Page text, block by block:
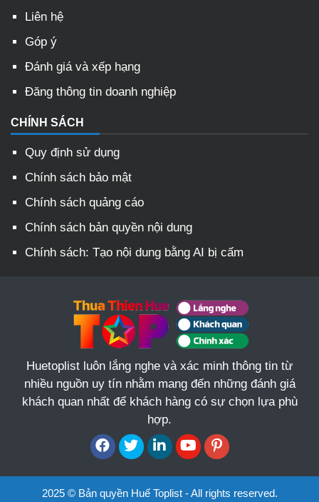
Liên hệ
Góp ý
Đánh giá và xếp hạng
Đăng thông tin doanh nghiệp
CHÍNH SÁCH
Quy định sử dụng
Chính sách bảo mật
Chính sách quảng cáo
Chính sách bản quyền nội dung
Chính sách: Tạo nội dung bằng AI bị cấm
Huetoplist luôn lắng nghe và xác minh thông tin từ
nhiều nguồn uy tín nhằm mang đến những đánh giá
khách quan nhất để khách hàng có sự chọn lựa phù
hợp.
2025 © Bản quyền Huế Toplist - All rights reserved.